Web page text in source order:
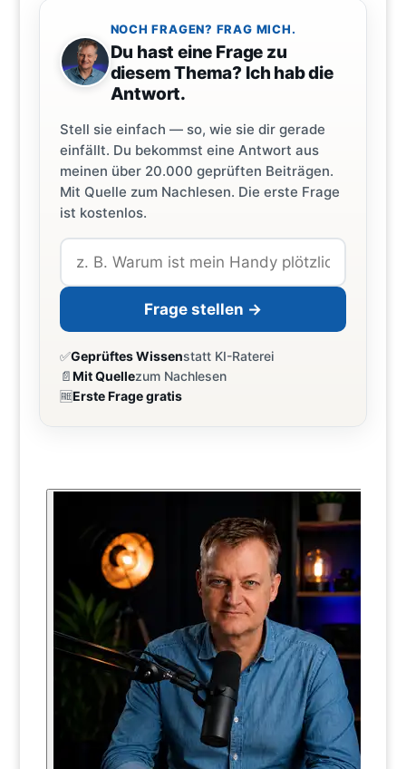
NOCH FRAGEN? FRAG MICH.
Du hast eine Frage zu
diesem Thema? Ich hab die
Antwort.
Stell sie einfach — so, wie sie dir gerade
einfällt. Du bekommst eine Antwort aus
meinen über 20.000 geprüften Beiträgen.
Mit Quelle zum Nachlesen. Die erste Frage
ist kostenlos.
Frage stellen →
✅Geprüftes Wissenstatt KI-Raterei
📄Mit Quellezum Nachlesen
🆓Erste Frage gratis